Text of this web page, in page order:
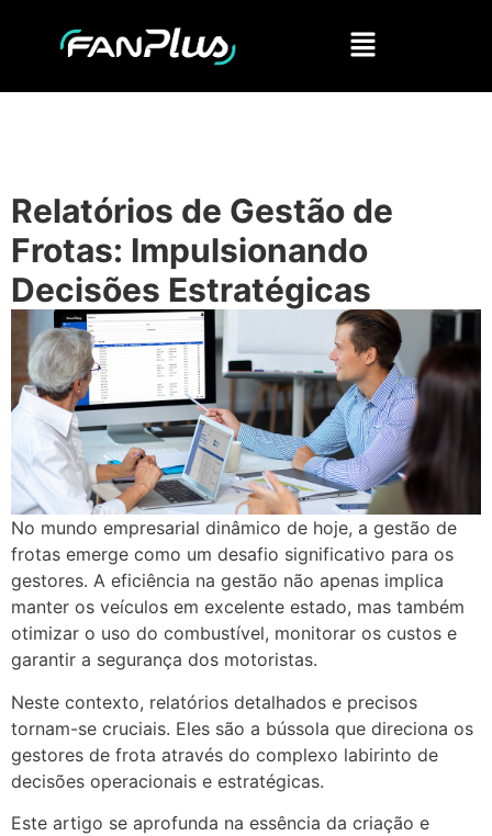
Relatórios de Gestão de
Frotas: Impulsionando
Decisões Estratégicas
No mundo empresarial dinâmico de hoje, a gestão de
frotas emerge como um desafio significativo para os
gestores. A eficiência na gestão não apenas implica
manter os veículos em excelente estado, mas também
otimizar o uso do combustível, monitorar os custos e
garantir a segurança dos motoristas.
Neste contexto, relatórios detalhados e precisos
tornam-se cruciais. Eles são a bússola que direciona os
gestores de frota através do complexo labirinto de
decisões operacionais e estratégicas.
Este artigo se aprofunda na essência da criação e